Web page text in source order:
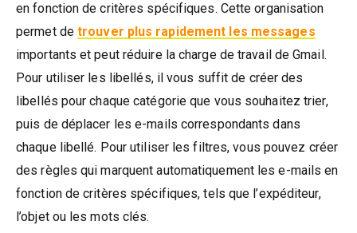
en fonction de critères spécifiques. Cette organisation
permet de trouver plus rapidement les messages
importants et peut réduire la charge de travail de Gmail.
Pour utiliser les libellés, il vous suffit de créer des
libellés pour chaque catégorie que vous souhaitez trier,
puis de déplacer les e-mails correspondants dans
chaque libellé. Pour utiliser les filtres, vous pouvez créer
des règles qui marquent automatiquement les e-mails en
fonction de critères spécifiques, tels que l’expéditeur,
l’objet ou les mots clés.